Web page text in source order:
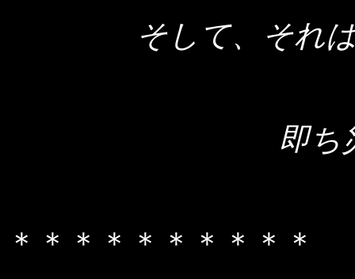
そして、それ
即ち
＊＊＊＊＊＊＊＊＊＊